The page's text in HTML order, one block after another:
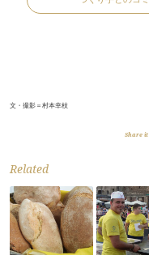
文・撮影＝村本幸枝
Share it
Related